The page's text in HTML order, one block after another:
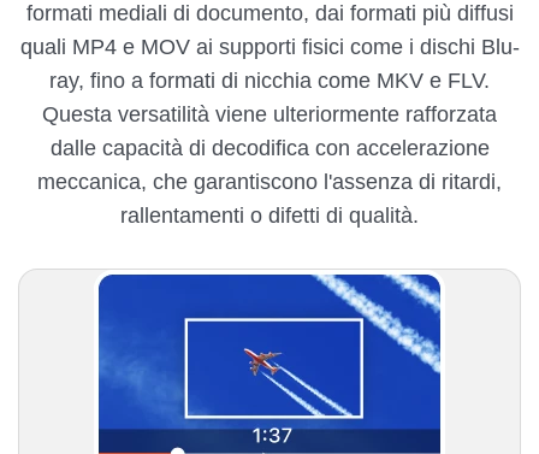
formati mediali di documento, dai formati più diffusi
quali MP4 e MOV ai supporti fisici come i dischi Blu-
ray, fino a formati di nicchia come MKV e FLV.
Questa versatilità viene ulteriormente rafforzata
dalle capacità di decodifica con accelerazione
meccanica, che garantiscono l'assenza di ritardi,
rallentamenti o difetti di qualità.